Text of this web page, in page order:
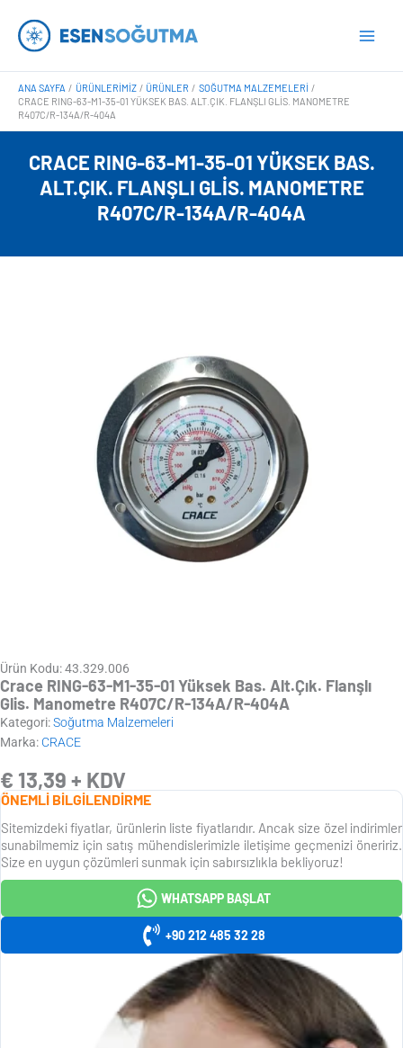
atla
ANA SAYFA ÜRÜNLERIMIZ ÜRÜNLER
SOĞUTMA MALZEMELERI
CRACE RING-63-M1-35-01 YÜKSEK BAS. ALT.ÇIK. FLANŞLI GLIS. MANOMETRE
R407C/R-134A/R-404A
CRACE RING-63-M1-35-01 YÜKSEK BAS.
ALT.ÇIK. FLANŞLI GLIS. MANOMETRE
R407C/R-134A/R-404A
Ürün Kodu: 43.329.006
Crace RING-63-M1-35-01 Yüksek Bas. Alt.Çık. Flanşlı
Glis. Manometre R407C/R-134A/R-404A
Kategori:Soğutma Malzemeleri
Marka: CRACE
€ 13,39 + KDV
ÖNEMLİ BİLGİLENDİRME
Sitemizdeki fiyatlar, ürünlerin liste fiyatlarıdır. Ancak size özel indirimler
sunabilmemiz için satış mühendislerimizle iletişime geçmenizi öneririz.
Size en uygun çözümleri sunmak için sabırsızlıkla bekliyoruz!
WHATSAPP BAŞLAT
+90 212 485 32 28